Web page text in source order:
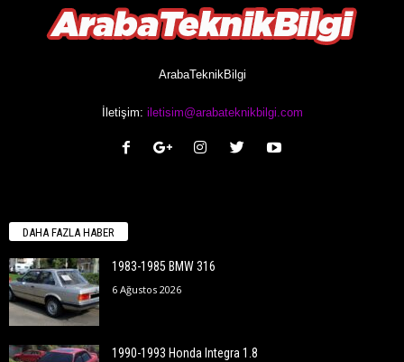
ArabaTeknikBilgi
İletişim: iletisim@arabateknikbilgi.com
DAHA FAZLA HABER
1983-1985 BMW 316
6 Ağustos 2026
1990-1993 Honda Integra 1.8